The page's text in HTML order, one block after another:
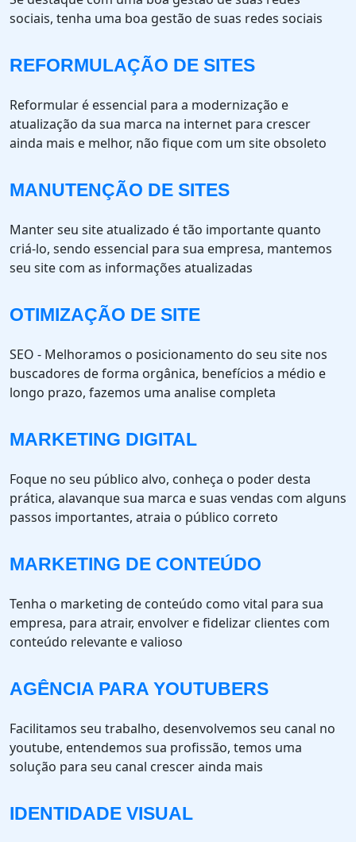
sociais, tenha uma boa gestão de suas redes sociais
REFORMULAÇÃO DE SITES
Reformular é essencial para a modernização e
atualização da sua marca na internet para crescer
ainda mais e melhor, não fique com um site obsoleto
MANUTENÇÃO DE SITES
Manter seu site atualizado é tão importante quanto
criá-lo, sendo essencial para sua empresa, mantemos
seu site com as informações atualizadas
OTIMIZAÇÃO DE SITE
SEO - Melhoramos o posicionamento do seu site nos
buscadores de forma orgânica, benefícios a médio e
longo prazo, fazemos uma analise completa
MARKETING DIGITAL
Foque no seu público alvo, conheça o poder desta
prática, alavanque sua marca e suas vendas com alguns
passos importantes, atraia o público correto
MARKETING DE CONTEÚDO
Tenha o marketing de conteúdo como vital para sua
empresa, para atrair, envolver e fidelizar clientes com
conteúdo relevante e valioso
AGÊNCIA PARA YOUTUBERS
Facilitamos seu trabalho, desenvolvemos seu canal no
youtube, entendemos sua profissão, temos uma
solução para seu canal crescer ainda mais
IDENTIDADE VISUAL